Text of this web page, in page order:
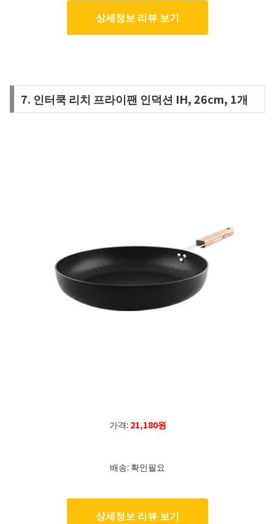
상세정보 리뷰 보기
7. 인터쿡 리치 프라이팬 인덕션 IH, 26cm, 1개
가격: 21,180원
배송: 확인필요
상세정보 리뷰 보기